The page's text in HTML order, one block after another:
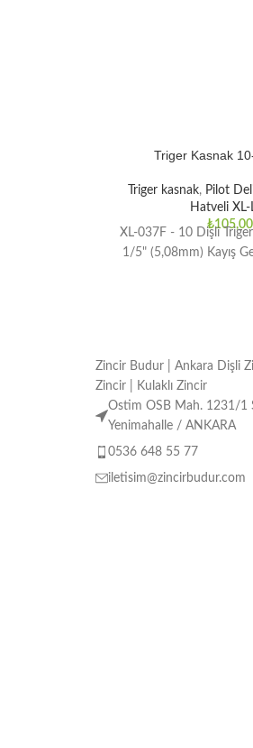
Triger Kasnak
Triger kasnak, Pilot
Hatveli XL-
₺105,00
XL-037F - 10 Dişli
1/5" (5,08mm) Kayış
Zincir Budur | Ankara Dişli
Zincir | Kulaklı Zincir
Ostim OSB Mah. 1231/1
Yenimahalle / ANKARA
0536 648 55 77
iletisim@zincirbudur.com